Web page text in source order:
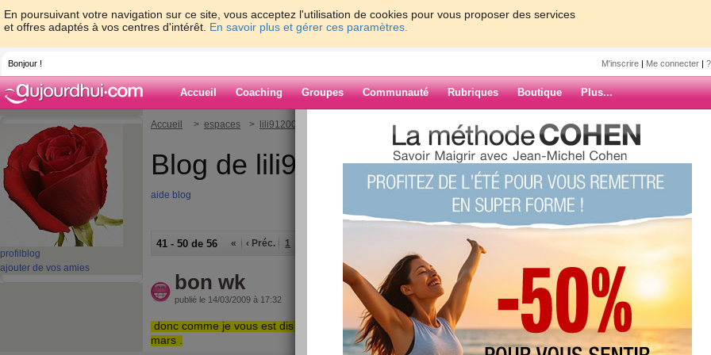
En poursuivant votre navigation sur ce site, vous acceptez l'utilisation de cookies pour vous proposer des services
et offres adaptés à vos centres d'intérêt. En savoir plus et gérer ces paramètres.
Bonjour ! M'inscrire | Me connecter |
Accueil Coaching Groupes Communauté Rubriques Boutique Plus...
profil blog
ajouter de vos amies
Accueil > espaces > lili91200
Blog de lili91200
aide blog
41 - 50 de 56 « ‹ Préc. 1
bon wk
publié le 14/03/2009 à 17:32
donc comme je vous est dis hier je commence mon régime lundi 16
mars .
ARCHIVES